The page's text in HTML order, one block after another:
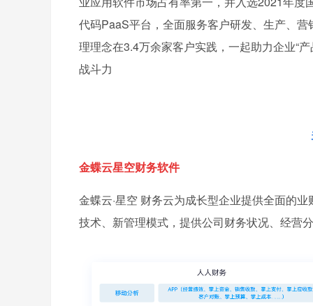
代码PaaS平台，全面服务客户研发、生产、
理理念在3.4万余家客户实践，一起助力企业“
战斗力
金蝶云星空财务软件
金蝶云·星空 财务云为成长型企业提供全面的
技术、新管理模式，提供公司财务状况、经营